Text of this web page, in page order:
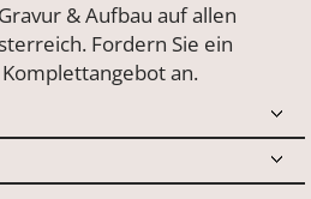
& Aufbau auf allen
Fordern Sie ein
an.